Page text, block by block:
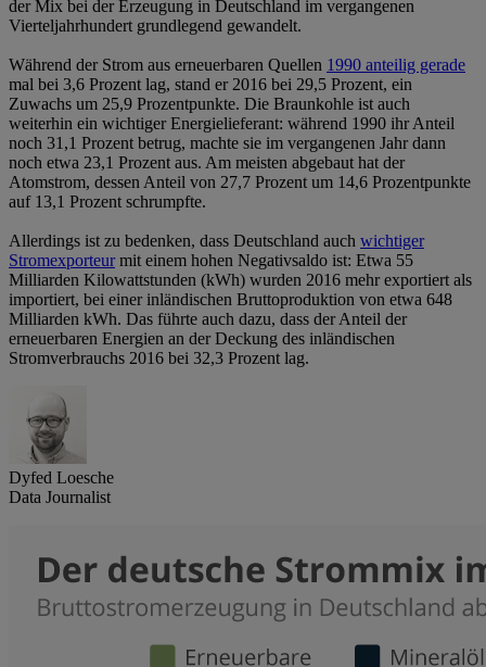
der Mix bei der Erzeugung in Deutschland im vergangenen
Vierteljahrhundert grundlegend gewandelt.
Während der Strom aus erneuerbaren Quellen 1990 anteilig gerade
mal bei 3,6 Prozent lag, stand er 2016 bei 29,5 Prozent, ein
Zuwachs um 25,9 Prozentpunkte. Die Braunkohle ist auch
weiterhin ein wichtiger Energielieferant: während 1990 ihr Anteil
noch 31,1 Prozent betrug, machte sie im vergangenen Jahr dann
noch etwa 23,1 Prozent aus. Am meisten abgebaut hat der
Atomstrom, dessen Anteil von 27,7 Prozent um 14,6 Prozentpunkte
auf 13,1 Prozent schrumpfte.
Allerdings ist zu bedenken, dass Deutschland auch wichtiger
Stromexporteurmit einem hohen Negativsaldo ist: Etwa 55
Milliarden Kilowattstunden (kWh) wurden 2016 mehr exportiert als
importiert, bei einer inländischen Bruttoproduktion von etwa 648
Milliarden kWh. Das führte auch dazu, dass der Anteil der
erneuerbaren Energien an der Deckung des inländischen
Stromverbrauchs 2016 bei 32,3 Prozent lag.
Dyfed Loesche
Data Journalist